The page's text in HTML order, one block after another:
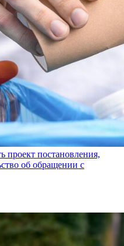
проект постановления,
об обращении с